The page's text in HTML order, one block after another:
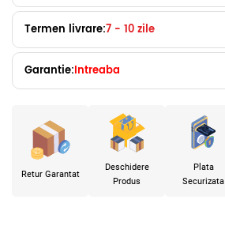
Termen livrare:7 - 10 zile
Garantie:Intreaba
Retur Garantat
Deschidere
Produs
Plata
Securizata